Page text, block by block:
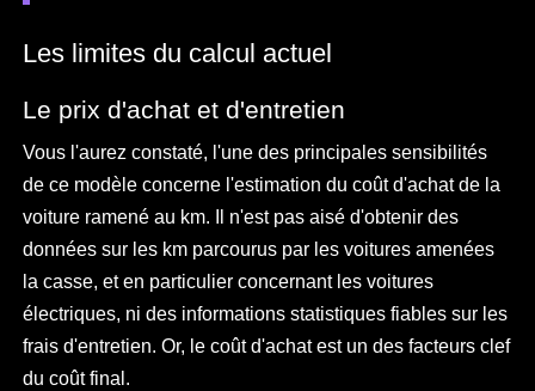
Les limites du calcul actuel
Le prix d'achat et d'entretien
Vous l'aurez constaté, l'une des principales sensibilités
de ce modèle concerne l'estimation du coût d'achat de la
voiture ramené au km. Il n'est pas aisé d'obtenir des
données sur les km parcourus par les voitures amenées
la casse, et en particulier concernant les voitures
électriques, ni des informations statistiques fiables sur les
frais d'entretien. Or, le coût d'achat est un des facteurs clef
du coût final.